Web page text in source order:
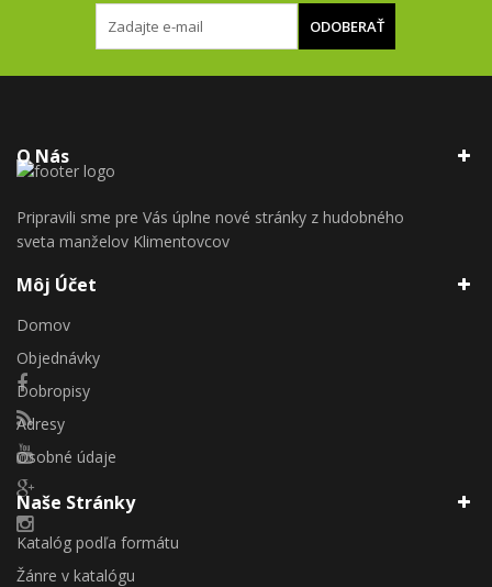
O Nás
Pripravili sme pre Vás úplne nové stránky z hudobného
sveta manželov Klimentovcov
Môj Účet
Domov
Objednávky
Dobropisy
Adresy
Osobné údaje
Naše Stránky
Katalóg podľa formátu
Žánre v katalógu
ODOBERAŤ